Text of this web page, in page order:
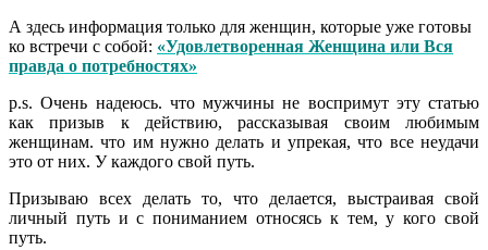
А здесь информация только для женщин, которые уже готовы
ко встречи с собой: «Удовлетворенная Женщина или Вся
правда о потребностях»
p.s. Очень надеюсь. что мужчины не воспримут эту статью
как призыв к действию, рассказывая своим любимым
женщинам. что им нужно делать и упрекая, что все неудачи
это от них. У каждого свой путь.
Призываю всех делать то, что делается, выстраивая свой
личный путь и с пониманием относясь к тем, у кого свой
путь.